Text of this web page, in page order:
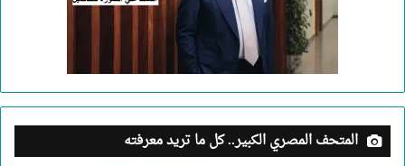
المتحف المصري الكبير.. كل ما تريد معرفته